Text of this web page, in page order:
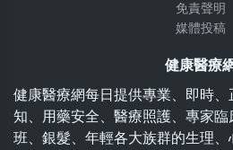
免責聲明
媒體投稿
健康醫療
健康醫療網每日提供專業、即時
知、用藥安全、醫療照護、專家
班、銀髮、年輕各大族群的生理